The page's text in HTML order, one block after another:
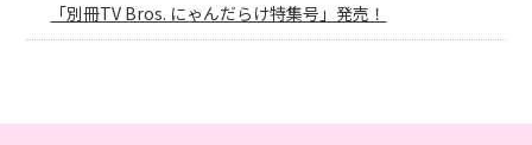
「別冊TV Bros. にゃんだらけ特集号」発売！